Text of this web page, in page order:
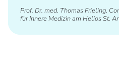
Prof. Dr. med. Thomas Frieling,
für Innere Medizin am Helios St.